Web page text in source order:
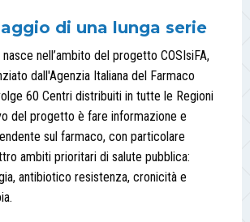
di una lunga serie
nell’ambito del progetto COSIsiFA,
dall'Agenzia Italiana del Farmaco
60 Centri distribuiti in tutte le Regioni
del progetto è fare informazione e
sul farmaco, con particolare
ambiti prioritari di salute pubblica:
antibiotico resistenza, cronicità e